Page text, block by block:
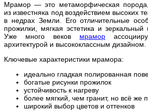
Мрамор — это метаморфическая
из известняка под воздействием высоких
в недрах Земли. Его отличительные
прожилки, мягкая эстетика и зеркальный
Уже много веков мрамор
архитектурой и высококлассным дизайном.
Ключевые характеристики мрамора:
идеально гладкая полированная
богатые рисунки прожилок
устойчивость к нагреву
более мягкий, чем гранит, но всё же
широкий выбор цветов и оттенков